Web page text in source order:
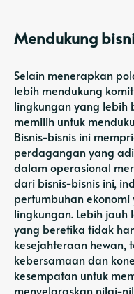
Mendukung
Selain menerapkan
lebih mendukung
lingkungan yang lebih
memilih untuk
Bisnis-bisnis ini
perdagangan yang
dalam operasional
dari bisnis-bisnis ini,
pertumbuhan
lingkungan. Lebih jauh
yang beretika tidak
kesejahteraan hewan,
kebersamaan dan
kesempatan untuk
menyelaraskan nilai-